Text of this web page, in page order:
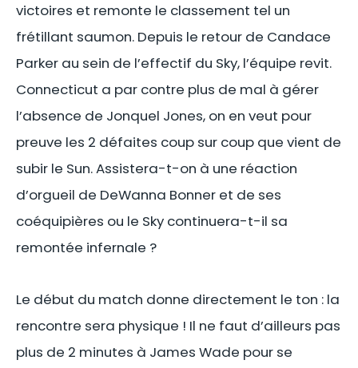
victoires et remonte le classement tel un
frétillant saumon. Depuis le retour de Candace
Parker au sein de l’effectif du Sky, l’équipe revit.
Connecticut a par contre plus de mal à gérer
l’absence de Jonquel Jones, on en veut pour
preuve les 2 défaites coup sur coup que vient de
subir le Sun. Assistera-t-on à une réaction
d’orgueil de DeWanna Bonner et de ses
coéquipières ou le Sky continuera-t-il sa
remontée infernale ?
Le début du match donne directement le ton : la
rencontre sera physique ! Il ne faut d’ailleurs pas
plus de 2 minutes à James Wade pour se